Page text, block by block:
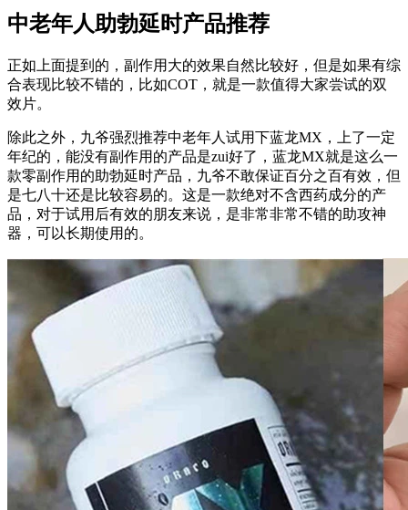
中老年人助勃延时产品推荐
正如上面提到的，副作用大的效果自然比较好，但是如果有综
合表现比较不错的，比如COT，就是一款值得大家尝试的双
效片。
除此之外，九爷强烈推荐中老年人试用下蓝龙MX，上了一定
年纪的，能没有副作用的产品是zui好了，蓝龙MX就是这么一
款零副作用的助勃延时产品，九爷不敢保证百分之百有效，但
是七八十还是比较容易的。这是一款绝对不含西药成分的产
品，对于试用后有效的朋友来说，是非常非常不错的助攻神
器，可以长期使用的。